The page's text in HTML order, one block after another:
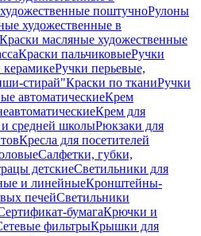
поштучноРулоны
художественные в
Краски масляные художественные
Краски пальчиковыеРучки
керамикеРучки перьевые,
стирай"Краски по тканиРучки
автоматическиеКрем
Крем для
средней школыРюкзаки для
Кресла для посетителей
Салфетки, губки,
детскиеСветильники для
и линейныеКронштейны-
печейСветильники
бумагаКрючки и
фильтрыКрышки для